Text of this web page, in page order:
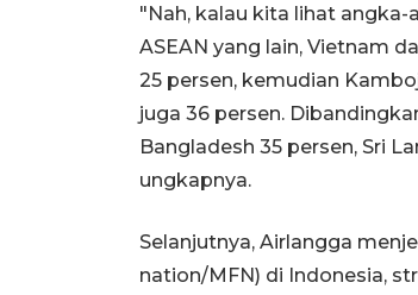
"Nah, kalau kita lihat
ASEAN yang lain, Vietnam
25 persen, kemudian
juga 36 persen.
Bangladesh 35 persen, Sri
ungkapnya.
Selanjutnya, Airlangga
nation/MFN) di Indonesia,